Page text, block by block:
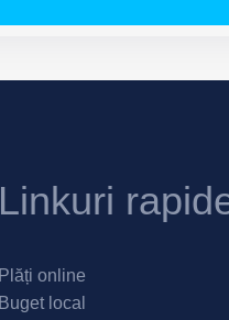
Linkuri
Plăți online
Buget local